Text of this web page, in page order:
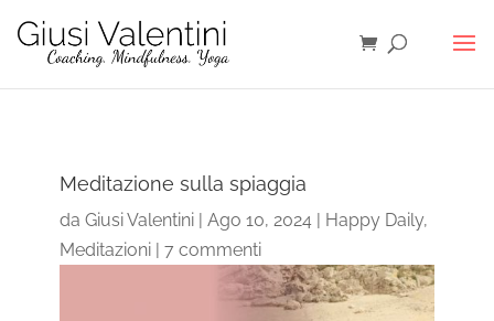
Meditazione sulla spiaggia
da Giusi Valentini| Ago 10, 2024| Happy Daily,
Meditazioni| 7 commenti